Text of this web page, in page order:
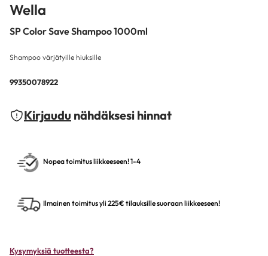
Wella
SP Color Save Shampoo 1000ml
Shampoo värjätyille hiuksille
99350078922
Kirjaudu nähdäksesi hinnat
Nopea toimitus liikkeeseen! 1-4
Ilmainen toimitus yli 225€ tilauksille suoraan liikkeeseen!
Kysymyksiä tuotteesta?